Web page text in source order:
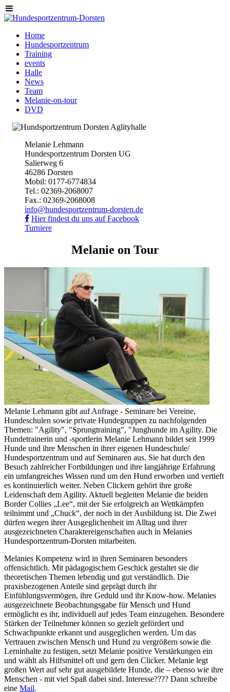
Home
Hundesportzentrum
Training
events
Halle
News
Team
Melanie-on-tour
DVD
Melanie Lehmann
Hundesportzentrum Dorsten UG
Salierweg 6
46286 Dorsten
Mobil: 0177-6774834
Tel.: 02369-2068007
Fax.: 02369-2068008
info@hundesportzentrum-dorsten.de
Hier findest du uns auf Facebook
Turniere
Melanie on Tour
Melanie Lehmann gibt auf Anfrage - Seminare bei Vereine,
Hundeschulen sowie private Hundegruppen zu nachfolgenden
Themen: "Agility", "Sprungtraining", "Junghunde im Agility. Die
Hundetrainerin und -sportlerin Melanie Lehmann bildet seit 1999
Hunde und ihre Menschen in ihrer eigenen Hundeschule/
Hundesportzentrum und auf Seminaren aus. Sie hat durch den
Besuch zahlreicher Fortbildungen und ihre langjährige Erfahrung
ein umfangreiches Wissen rund um den Hund erworben und vertieft
es kontinuierlich weiter. Neben Clickern gehört ihre große
Leidenschaft dem Agility. Aktuell begleiten Melanie die beiden
Border Collies „Lee“, mit der Sie erfolgreich an Wettkämpfen
teilnimmt und „Chuck“, der noch in der Ausbildung ist. Die Zwei
dürfen wegen ihrer Ausgeglichenheit im Alltag und ihrer
ausgezeichneten Charaktereigenschaften auch in Melanies
Hundesportzentrum-Dorsten mitarbeiten.
Melanies Kompetenz wird in ihren Seminaren besonders
offensichtlich. Mit pädagogischem Geschick gestaltet sie die
theoretischen Themen lebendig und gut verständlich. Die
praxisbezogenen Anteile sind geprägt durch ihr
Einfühlungsvermögen, ihre Geduld und ihr Know-how. Melanies
ausgezeichnete Beobachtungsgabe für Mensch und Hund
ermöglicht es ihr, individuell auf jedes Team einzugehen. Besondere
Stärken der Teilnehmer können so gezielt gefördert und
Schwachpunkte erkannt und ausgeglichen werden. Um das
Vertrauen zwischen Mensch und Hund zu vergrößern sowie die
Lerninhalte zu festigen, setzt Melanie positive Verstärkungen ein
und wählt als Hilfsmittel oft und gern den Clicker. Melanie legt
großen Wert auf sehr gut ausgebildete Hunde, die – ebenso wie ihre
Menschen - mit viel Spaß dabei sind. Interesse???? Dann schreibe
eine Mail.